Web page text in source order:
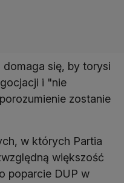
domaga się, by torysi
i "nie
zostanie
w których Partia
większość
poparcie DUP w